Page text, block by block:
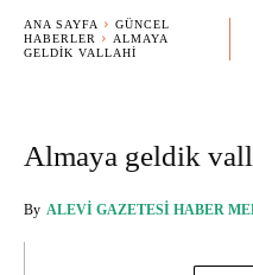
ANA SAYFA
GÜNCEL
HABERLER
ALMAYA
GELDIK VALLAHI
Almaya geldik
By ALEVI GAZETESI HABER